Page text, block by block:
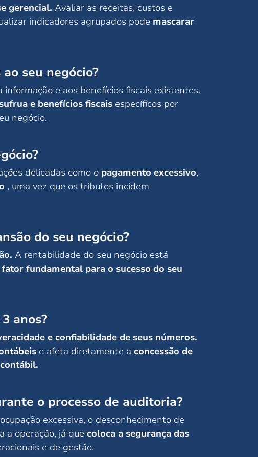
gerencial. Avaliar as receitas, custos e
indicadores agrupados pode mascarar
seu negócio?
e aos benefícios fiscais existentes.
e benefícios fiscais específicos por
negócio.
delicadas como o pagamento excessivo,
, uma vez que os tributos incidem
do seu negócio?
A rentabilidade do seu negócio está
fator fundamental para o sucesso do seu
anos?
e confiabilidade de seus números.
e afeta diretamente a concessão de
o processo de auditoria?
excessiva, o desconhecimento de
a operação, já que coloca a segurança das
e de gestão.